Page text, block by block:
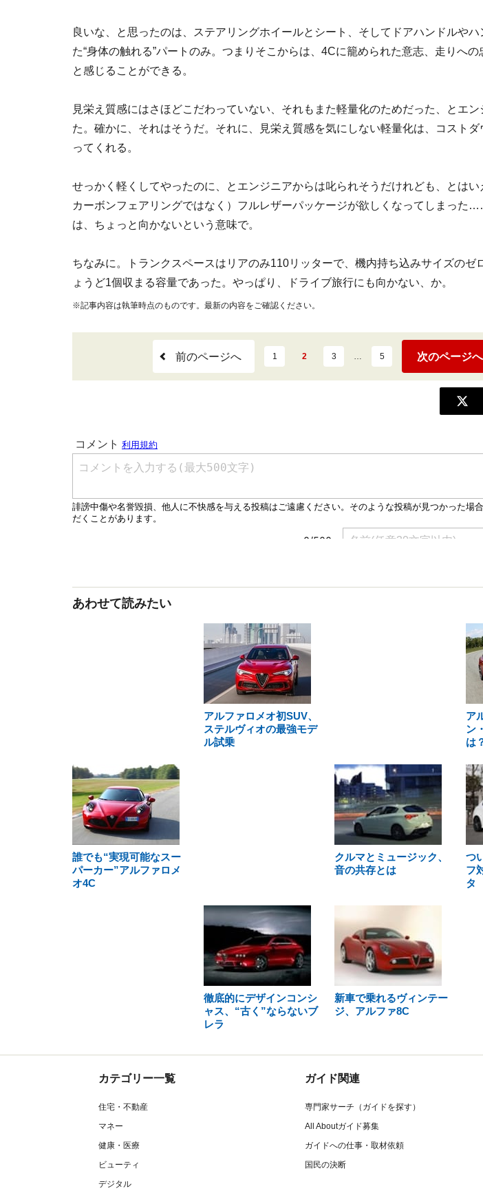
良いな、と思ったのは、ステアリングホイールとシート、そしてドアハンドルやハ
た“身体の触れる”パートのみ。つまりそこからは、4Cに籠められた意志、走りへの
と感じることができる。
見栄え質感にはさほどこだわっていない、それもまた軽量化のためだった、とエン
た。確かに、それはそうだ。それに、見栄え質感を気にしない軽量化は、コスト
ってくれる。
せっかく軽くしてやったのに、とエンジニアからは叱られそうだけれども、とは
カーボンフェアリングではなく）フルレザーパッケージが欲しくなってしまった
は、ちょっと向かないという意味で。
ちなみに。トランクスペースはリアのみ110リッターで、機内持ち込みサイズのゼ
ょうど1個収まる容量であった。やっぱり、ドライブ旅行にも向かない、か。
※記事内容は執筆時点のものです。最新の内容をご確認ください。
前のページへ 1 2 3 … 5 次のページへ
あわせて読みたい
アルファロメオ初SUV、
ステルヴィオの最強モデ
ル試乗
ア
ン
は
誰でも“実現可能なスー
パーカー”アルファロメ
オ4C
クルマとミュージック、
音の共存とは
つ
フ
タ
徹底的にデザインコンシ
ャス、“古く”ならないブ
レラ
新車で乗れるヴィンテー
ジ、アルファ8C
カテゴリー一覧
住宅・不動産
マネー
健康・医療
ビューティ
デジタル
ガイド関連
専門家サーチ（ガイドを探す）
All Aboutガイド募集
ガイドへの仕事・取材依頼
国民の決断